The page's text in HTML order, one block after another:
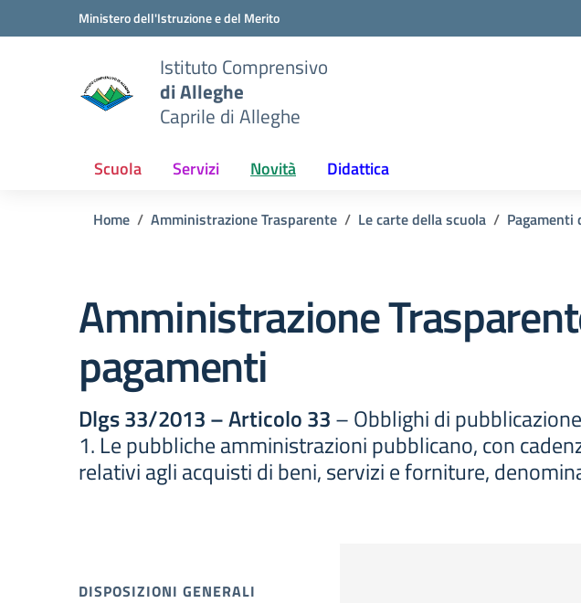
Vai ai contenuti
Vai al menu di navigazioneMinistero dell'Istruzione e del Merito
Istituto Comprensivo
di Alleghe
Caprile di Alleghe
Scuola Servizi Novità Didattica
Home Amministrazione Trasparente Le carte della scuola
Amministrazione
pagamenti
Dlgs 33/2013 – Articolo 33– Obblighi di
1. Le pubbliche amministrazioni pubblicano, con
relativi agli acquisti di beni, servizi e forniture,
DISPOSIZIONI GENERALI